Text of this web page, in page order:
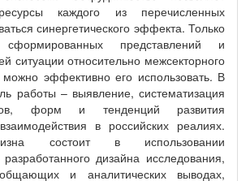
каждого из перечисленных
синергетического эффекта. Только
представлений и
ситуации относительно межсекторного
можно эффективно его использовать. В
работы – выявление, систематизация
форм и тенденций развития
в российских реалиях.
состоит в использовании
дизайна исследования,
и аналитических выводах,